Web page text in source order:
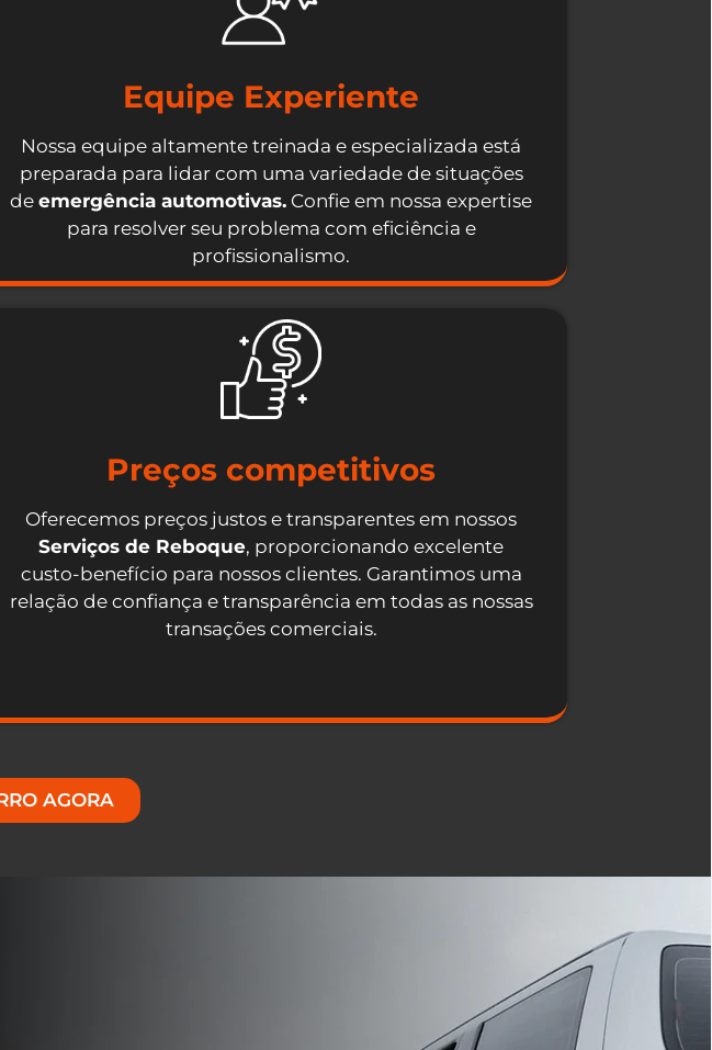
Equipe Experiente
Nossa equipe altamente treinada e especializada está
preparada para lidar com uma variedade de situações
de emergência automotivas. Confie em nossa expertise
para resolver seu problema com eficiência e
profissionalismo.
Preços competitivos
Oferecemos preços justos e transparentes em nossos
Serviços de Reboque, proporcionando excelente
custo-benefício para nossos clientes. Garantimos uma
relação de confiança e transparência em todas as nossas
transações comerciais.
AGORA